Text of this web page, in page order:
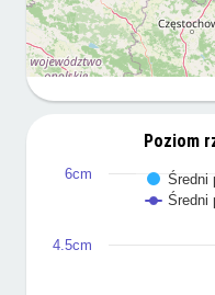
Poziom
Średni
Średni
4.5cm
6cm